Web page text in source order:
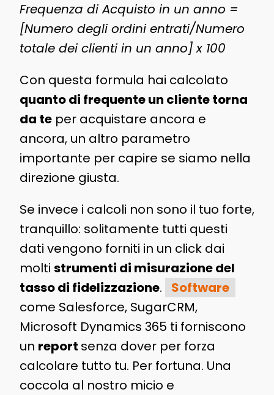
Frequenza di Acquisto in un anno =
[Numero degli ordini entrati/Numero
totale dei clienti in un anno] x 100
Con questa formula hai calcolato
quanto di frequente un cliente torna
da teper acquistare ancora e
ancora, un altro parametro
importante per capire se siamo nella
direzione giusta.
Se invece i calcoli non sono il tuo forte,
tranquillo: solitamente tutti questi
dati vengono forniti in un click dai
molti strumenti di misurazione del
tasso di fidelizzazione.
Software
come Salesforce, SugarCRM,
Microsoft Dynamics 365 ti forniscono
un report senza dover per forza
calcolare tutto tu. Per fortuna. Una
coccola al nostro micio e